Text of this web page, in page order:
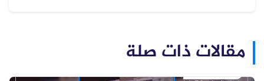
مقالات ذات صلة